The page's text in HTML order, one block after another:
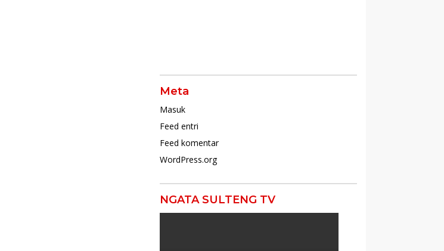
Meta
Masuk
Feed entri
Feed komentar
WordPress.org
NGATA SULTENG TV